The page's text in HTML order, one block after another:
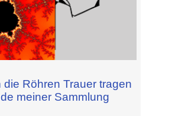
die Röhren Trauer tragen
meiner Sammlung